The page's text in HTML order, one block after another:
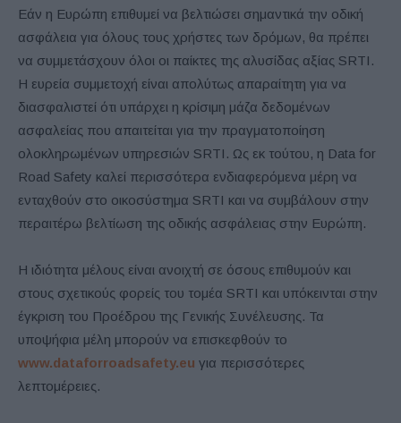
Εάν η Ευρώπη επιθυμεί να βελτιώσει σημαντικά την οδική
ασφάλεια για όλους τους χρήστες των δρόμων, θα πρέπει
να συμμετάσχουν όλοι οι παίκτες της αλυσίδας αξίας SRTI.
Η ευρεία συμμετοχή είναι απολύτως απαραίτητη για να
διασφαλιστεί ότι υπάρχει η κρίσιμη μάζα δεδομένων
ασφαλείας που απαιτείται για την πραγματοποίηση
ολοκληρωμένων υπηρεσιών SRTI. Ως εκ τούτου, η Data for
Road Safety καλεί περισσότερα ενδιαφερόμενα μέρη να
ενταχθούν στο οικοσύστημα SRTI και να συμβάλουν στην
περαιτέρω βελτίωση της οδικής ασφάλειας στην Ευρώπη.
Η ιδιότητα μέλους είναι ανοιχτή σε όσους επιθυμούν και
στους σχετικούς φορείς του τομέα SRTI και υπόκεινται στην
έγκριση του Προέδρου της Γενικής Συνέλευσης. Τα
υποψήφια μέλη μπορούν να επισκεφθούν το
www.dataforroadsafety.eu για περισσότερες
λεπτομέρειες.